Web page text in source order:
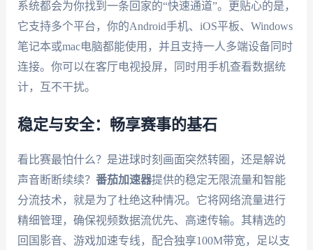
系统都会为你找到一条回家的“快速通道”。更贴心的是，
它支持多个平台，你的Android手机、iOS平板、Windows
笔记本或mac电脑都能使用，并且支持一人多端设备同时
连接。你可以在客厅电视投屏，同时用手机查看数据统
计，互不干扰。
稳定与安全：畅享赛事的基石
看比赛最怕什么？是进球时刻画面突然转圈，还是解说
声音断断续续？ 番茄加速器提供的稳定无限流量和智能
分流技术，就是为了杜绝这种情况。它将网络流量进行
精细管理，确保视频数据流优先、高速传输。其精选的
回国影音、游戏加速专线，配合独享100M带宽，足以支